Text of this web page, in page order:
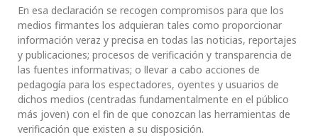
En esa declaración se recogen compromisos para que los
medios firmantes los adquieran tales como proporcionar
información veraz y precisa en todas las noticias, reportajes
y publicaciones; procesos de verificación y transparencia de
las fuentes informativas; o llevar a cabo acciones de
pedagogía para los espectadores, oyentes y usuarios de
dichos medios (centradas fundamentalmente en el público
más joven) con el fin de que conozcan las herramientas de
verificación que existen a su disposición.